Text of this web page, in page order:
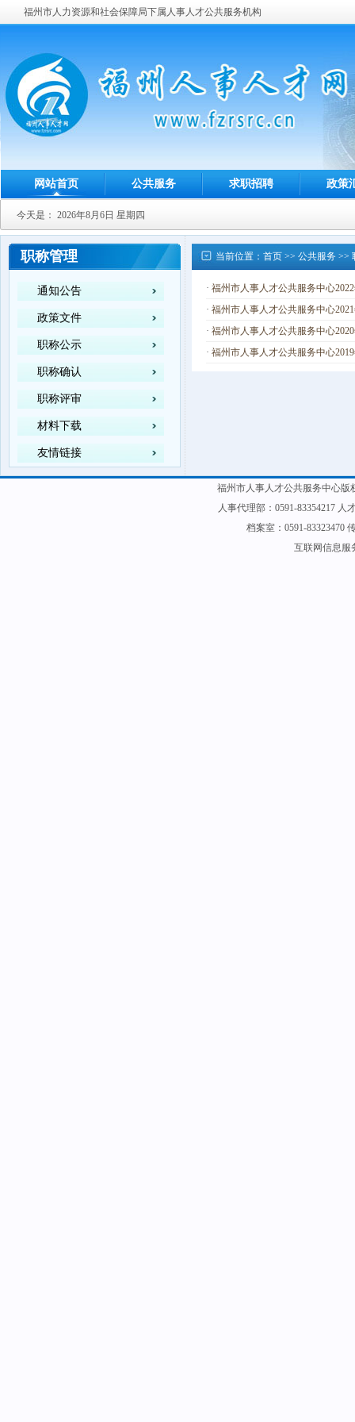
福州市人力资源和社会保障局下属人事人才公共服务机构
网站首页 公共服务 求职招聘 政策
今天是： 2026年8月6日 星期四
职称管理
通知公告
政策文件
职称公示
职称确认
职称评审
材料下载
友情链接
当前位置： 首页 >> 公共服务 >>
· 福州市人事人才公共服务中心
· 福州市人事人才公共服务中心
· 福州市人事人才公共服务中心
· 福州市人事人才公共服务中心
福州市人事人才公共服务中心版
人事代理部：0591-83354217 人
档案室：0591-83323470
互联网信息服